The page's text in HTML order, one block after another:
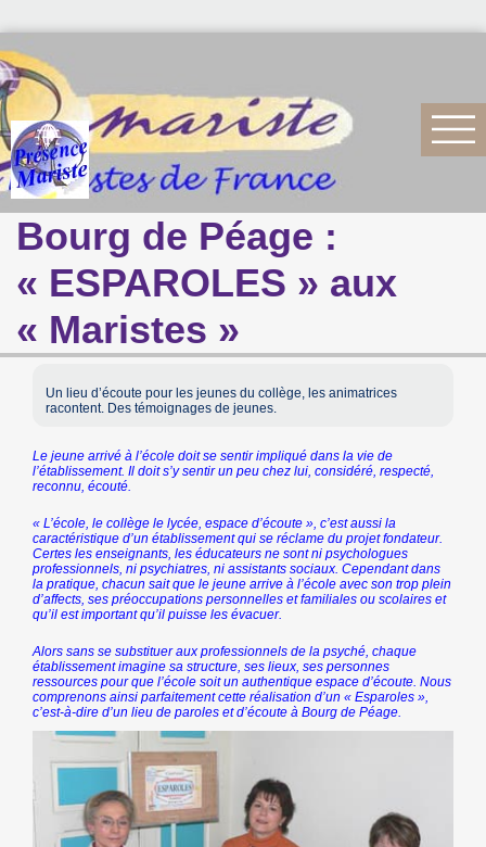
Bourg de Péage :
« ESPAROLES » aux
« Maristes »
Un lieu d’écoute pour les jeunes du collège, les animatrices
racontent. Des témoignages de jeunes.
Le jeune arrivé à l’école doit se sentir impliqué dans la vie de
l’établissement. Il doit s’y sentir un peu chez lui, considéré, respecté,
reconnu, écouté.
« L’école, le collège le lycée, espace d’écoute », c’est aussi la
caractéristique d’un établissement qui se réclame du projet fondateur.
Certes les enseignants, les éducateurs ne sont ni psychologues
professionnels, ni psychiatres, ni assistants sociaux. Cependant dans
la pratique, chacun sait que le jeune arrive à l’école avec son trop plein
d’affects, ses préoccupations personnelles et familiales ou scolaires et
qu’il est important qu’il puisse les évacuer.
Alors sans se substituer aux professionnels de la psyché, chaque
établissement imagine sa structure, ses lieux, ses personnes
ressources pour que l’école soit un authentique espace d’écoute. Nous
comprenons ainsi parfaitement cette réalisation d’un « Esparoles »,
c’est-à-dire d’un lieu de paroles et d’écoute à Bourg de Péage.